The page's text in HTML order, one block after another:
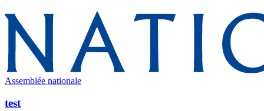
Assemblée nationale
test